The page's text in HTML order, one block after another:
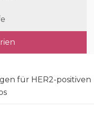
für HER2-positiven